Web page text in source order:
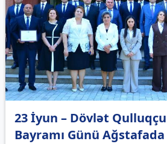
23 İyun – Dövlət
Bayramı Günü